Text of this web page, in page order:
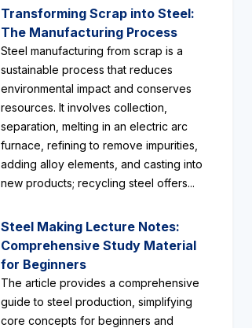
Transforming Scrap into Steel:
The Manufacturing Process
Steel manufacturing from scrap is a
sustainable process that reduces
environmental impact and conserves
resources. It involves collection,
separation, melting in an electric arc
furnace, refining to remove impurities,
adding alloy elements, and casting into
new products; recycling steel offers...
Steel Making Lecture Notes:
Comprehensive Study Material
for Beginners
The article provides a comprehensive
guide to steel production, simplifying
core concepts for beginners and